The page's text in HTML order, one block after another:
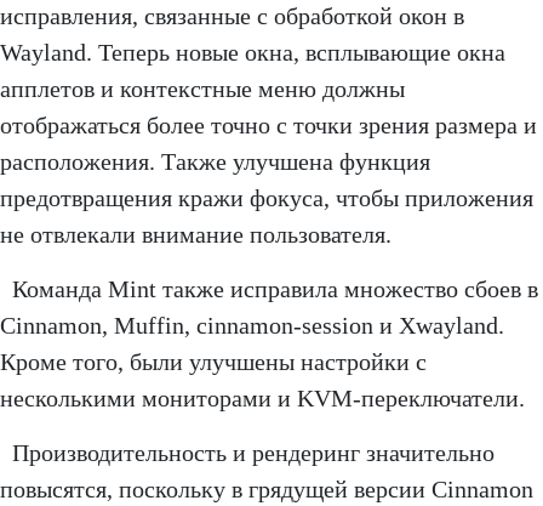
исправления, связанные с обработкой окон в
Wayland. Теперь новые окна, всплывающие окна
апплетов и контекстные меню должны
отображаться более точно с точки зрения размера и
расположения. Также улучшена функция
предотвращения кражи фокуса, чтобы приложения
не отвлекали внимание пользователя.
Команда Mint также исправила множество сбоев в
Cinnamon, Muffin, cinnamon-session и Xwayland.
Кроме того, были улучшены настройки с
несколькими мониторами и KVM-переключатели.
Производительность и рендеринг значительно
повысятся, поскольку в грядущей версии Cinnamon